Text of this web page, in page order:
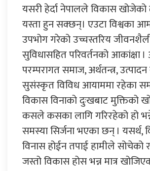
यसरी हेर्दा नेपालले विकास
यस्ता हुन सक्छन्। एउटा विश्वका
उपभोग गरेको उच्चस्तरिय
सुविधासहित परिवर्तनको आकांक्षा ।
परम्परागत समाज, अर्थतन्त्र,
सुसंस्कृत विविध आयाममा रहेका
विकास विनाको दुःखबाट मुक्तिको
कसले कसका लागि गरिरहेको हो
समस्या सिर्जना भएका छन् । यसर्थ,
विनास होईन तपाई हामीले सोचेको
जस्तो विकास होस भन्न मात्र